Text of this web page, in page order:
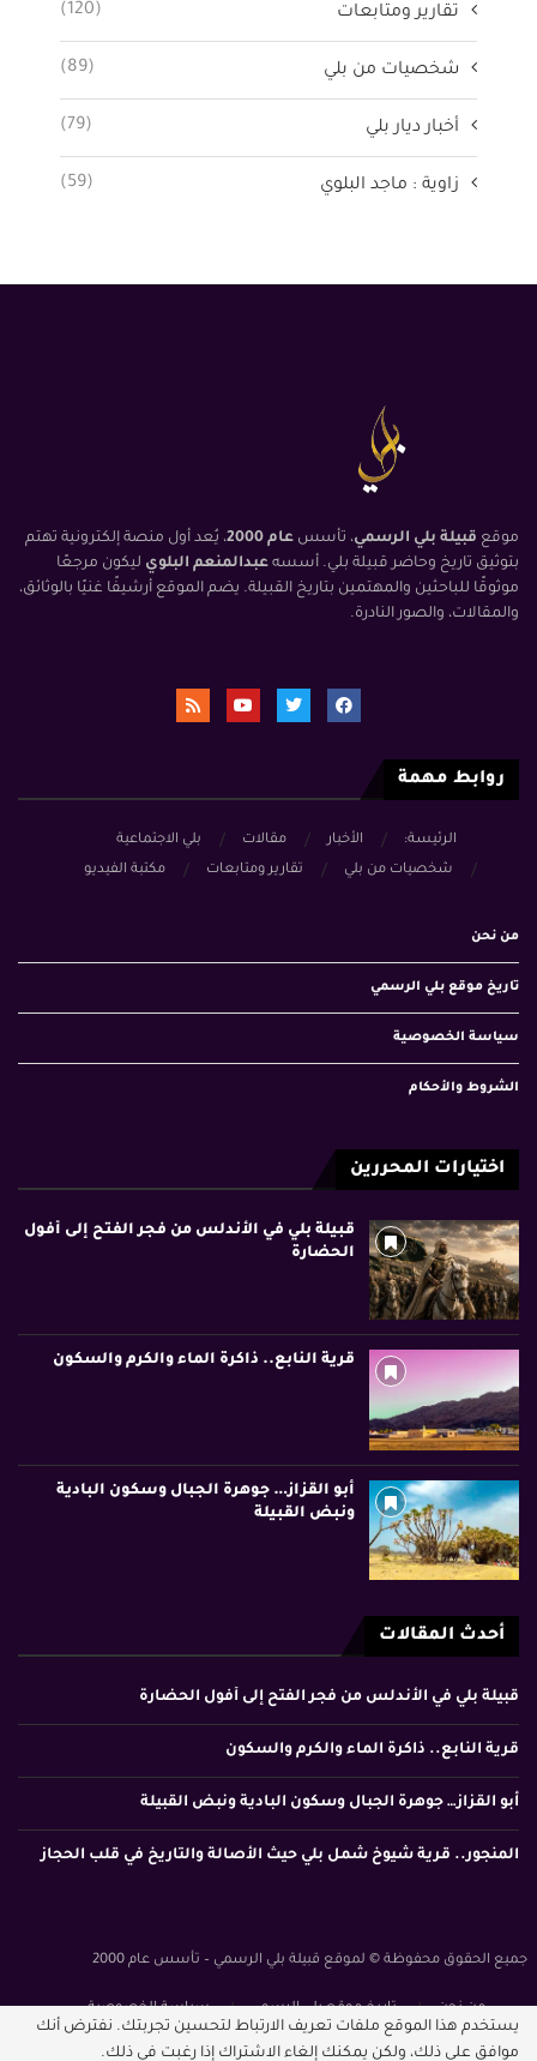
تقارير ومتابعات (120)
شخصيات من بلي (89)
أخبار ديار بلي (79)
زاوية : ماجد البلوي (59)
موقع قبيلة بلي الرسمي، تأسس عام 2000
، يُعد أول منصة إلكترونية تهتم
بتوثيق تاريخ وحاضر قبيلة بلي. أسسه عبدالمنعم البلوي ليكون مرجعًا
موثوقًا للباحثين والمهتمين بتاريخ القبيلة. يضم الموقع أرشيفًا غنيًا بالوثائق،
والمقالات، والصور النادرة.
روابط مهمة
الرئيسة: الأخبار مقالات
بلي الاجتماعية
شخصيات من بلي
تقارير ومتابعات مكتبة الفيديو
من نحن
تاريخ موقع بلي الرسمي
سياسة الخصوصية
الشروط والأحكام
اختيارات المحررين
قبيلة بلي في الأندلس من فجر الفتح إلى أفول
الحضارة
قرية النابع.. ذاكرة الماء والكرم والسكون
أبو القزاز… جوهرة الجبال وسكون البادية
ونبض القبيلة
أحدث المقالات
قبيلة بلي في الأندلس من فجر الفتح إلى أفول الحضارة
قرية النابع.. ذاكرة الماء والكرم والسكون
أبو القزاز… جوهرة الجبال وسكون البادية ونبض القبيلة
المنجور.. قرية شيوخ شمل بلي حيث الأصالة والتاريخ في قلب الحجاز
جميع الحقوق محفوظة © لموقع قبيلة بلي الرسمي – تأسس عام 2000
من نحن تاريخ موقع بلي الرسمي
سياسة الخصوصية
يستخدم هذا الموقع ملفات تعريف الارتباط لتحسين تجربتك. نفترض أنك
موافق على ذلك، ولكن يمكنك إلغاء الاشتراك إذا رغبت في ذلك.